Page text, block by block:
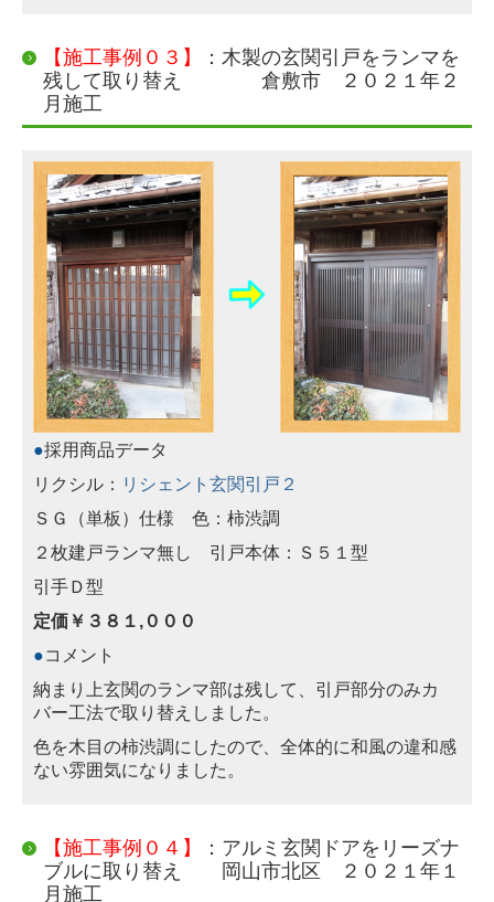
【施工事例０３】
：木製の玄関引戸をランマを
残して取り替え 倉敷市 ２０２１年２
月施工
●採用商品データ
リクシル： リシェント玄関引戸２
ＳＧ（単板）仕様 色：柿渋調
２枚建戸ランマ無し 引戸本体：Ｓ５１型
引手Ｄ型
定価￥３８１,０００
●コメント
納まり上玄関のランマ部は残して、引戸部分のみカ
バー工法で取り替えしました。
色を木目の柿渋調にしたので、全体的に和風の違和感
ない雰囲気になりました。
【施工事例０４】
：アルミ玄関ドアをリーズナ
ブルに取り替え 岡山市北区 ２０２１年１
月施工